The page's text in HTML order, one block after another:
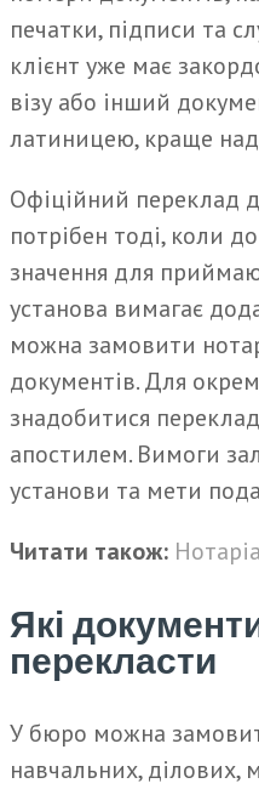
печатки, підписи та
клієнт уже має
візу або інший
латиницею, краще
Офіційний переклад
потрібен тоді, коли
значення для
установа вимагає
можна замовити
документів. Для
знадобитися
апостилем. Вимоги
установи та мети
Читати також:
Які
перекласти
У бюро можна
навчальних,